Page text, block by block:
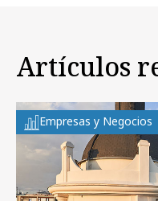
Artículos
Empresas y Negocios